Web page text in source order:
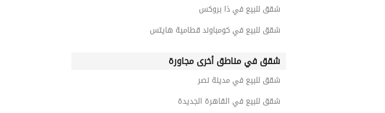
شقق للبيع في ذا بروكس
شقق للبيع في كومباوند قطامية هايتس
شقق في مناطق أخرى مجاورة
شقق للبيع في مدينة نصر
شقق للبيع في القاهرة الجديدة